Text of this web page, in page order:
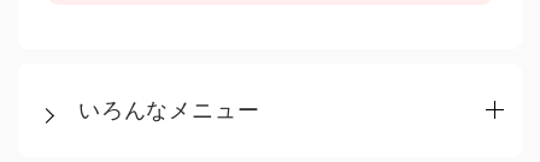
いろんなメニュー